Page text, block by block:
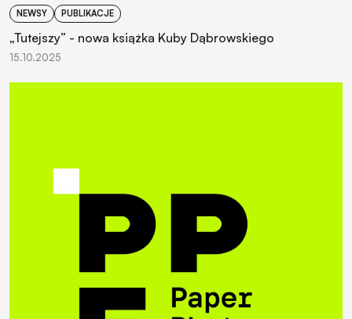
NEWSY PUBLIKACJE
„Tutejszy” - nowa książka Kuby Dąbrowskiego
15.10.2025